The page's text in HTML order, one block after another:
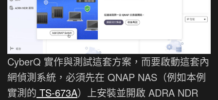
CyberQ 實作與測試這套方案，而要啟動這套內
網偵測系統，必須先在 QNAP NAS（例如本例
實測的 TS-673A）上安裝並開啟 ADRA NDR